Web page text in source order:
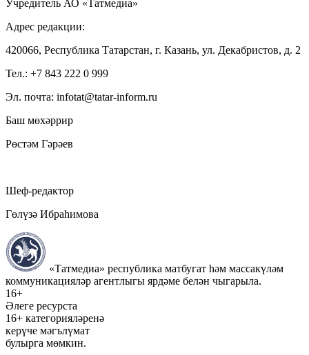
Учредитель АО «Татмедиа»
Адрес редакции:
420066, Республика Татарстан, г. Казань, ул. Декабристов, д. 2
Тел.: +7 843 222 0 999
Эл. почта: infotat@tatar-inform.ru
Баш мөхәррир
Рөстәм Гәрәев
Шеф-редактор
Гөлүзә Ибраһимова
«Татмедиа» республика матбугат һәм массакүләм
коммуникацияләр агентлыгы ярдәме белән чыгарыла.
16+
Әлеге ресурста
16+ категорияләренә
керүче мәгълүмат
булырга мөмкин.